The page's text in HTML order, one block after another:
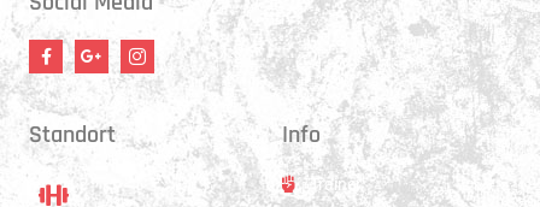
Standort Info
Trainer